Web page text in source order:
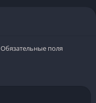
Обязательные поля